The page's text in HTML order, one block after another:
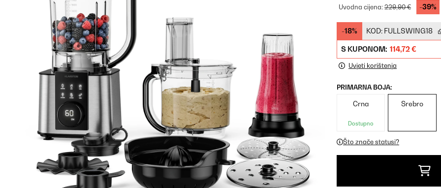
Uvodna cijena:229,90 € -39%
-18% KOD: FULLSWING18
S KUPONOM: 114,72 €
Uvjeti korištenja
PRIMARNA BOJA:
Crna
Dostupno
Srebro
Što znače statusi?